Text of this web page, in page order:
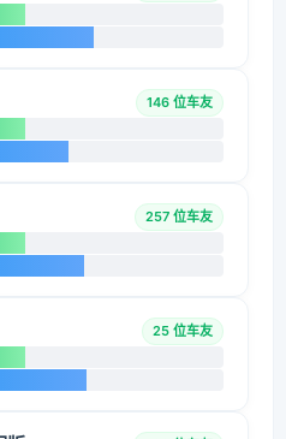
146 位车友
257 位车友
25 位车友